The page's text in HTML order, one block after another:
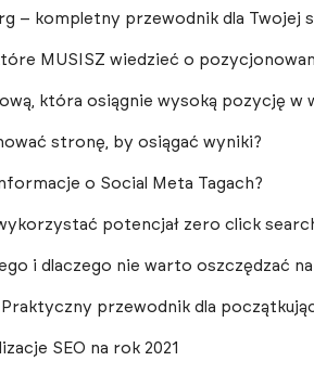
– kompletny przewodnik dla Twojej
MUSISZ wiedzieć o
która osiągnie wysoką pozycję w
stronę, by osiągać wyniki?
o Social Meta Tagach?
potencjał zero click
i dlaczego nie warto oszczędzać
przewodnik dla
SEO na rok 2021